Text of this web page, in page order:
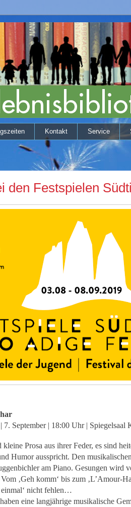
Kontakt Service
den Festspielen
September | 18:00 Uhr | Spiegelsaal
Prosa aus ihrer Feder, es sind
Humor ausspricht. Den
am Piano. Gesungen wird
Vom ‚Geh komm‘ bis zum ‚L’Amour-
einmal‘ nicht fehlen…
eine langjährige musikalische